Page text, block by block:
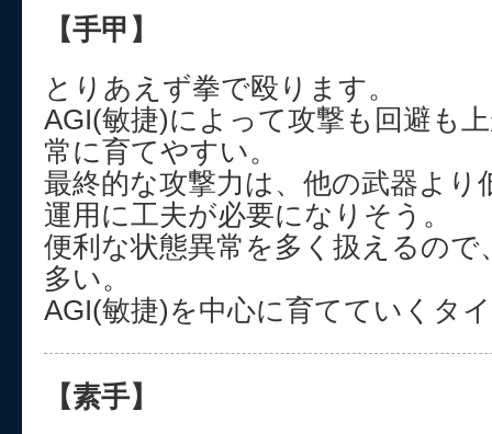
【手甲】
とりあえず拳で殴ります。
AGI(敏捷)によって攻撃も回避も
常に育てやすい。
最終的な攻撃力は、他の武器より
運用に工夫が必要になりそう。
便利な状態異常を多く扱えるので
多い。
AGI(敏捷)を中心に育てていくタ
【素手】